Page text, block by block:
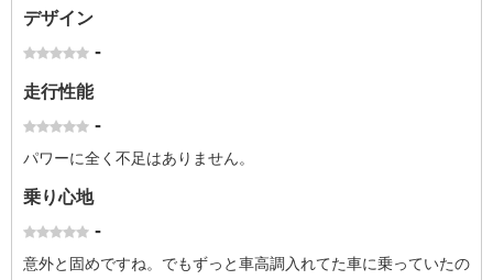
デザイン
-
走行性能
-
パワーに全く不足はありません。
乗り心地
-
意外と固めですね。でもずっと車高調入れてた車に乗っていたの